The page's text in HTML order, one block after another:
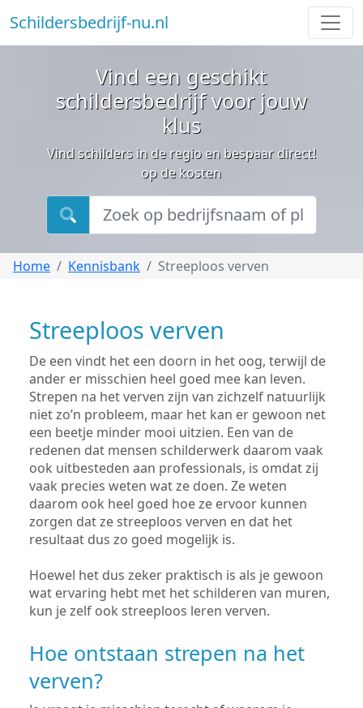
Schildersbedrijf-nu.nl
Vind een geschikt
schildersbedrijf voor jouw
klus
Vind schilders in de regio en bespaar direct!
op de kosten
Home Kennisbank Streeploos verven
Streeploos verven
De een vindt het een doorn in het oog, terwijl de
ander er misschien heel goed mee kan leven.
Strepen na het verven zijn van zichzelf natuurlijk
niet zo’n probleem, maar het kan er gewoon net
een beetje minder mooi uitzien. Een van de
redenen dat mensen schilderwerk daarom vaak
ook uitbesteden aan professionals, is omdat zij
vaak precies weten wat ze doen. Ze weten
daarom ook heel goed hoe ze ervoor kunnen
zorgen dat ze streeploos verven en dat het
resultaat dus zo goed mogelijk is.
Hoewel het dus zeker praktisch is als je gewoon
wat ervaring hebt met het schilderen van muren,
kun je zelf ook streeploos leren verven.
Hoe ontstaan strepen na het
verven?